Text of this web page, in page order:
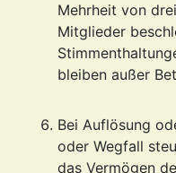
Mehrheit von
Mitglieder
bleiben außer
Bei Auflösung
oder Wegfall
das Vermögen